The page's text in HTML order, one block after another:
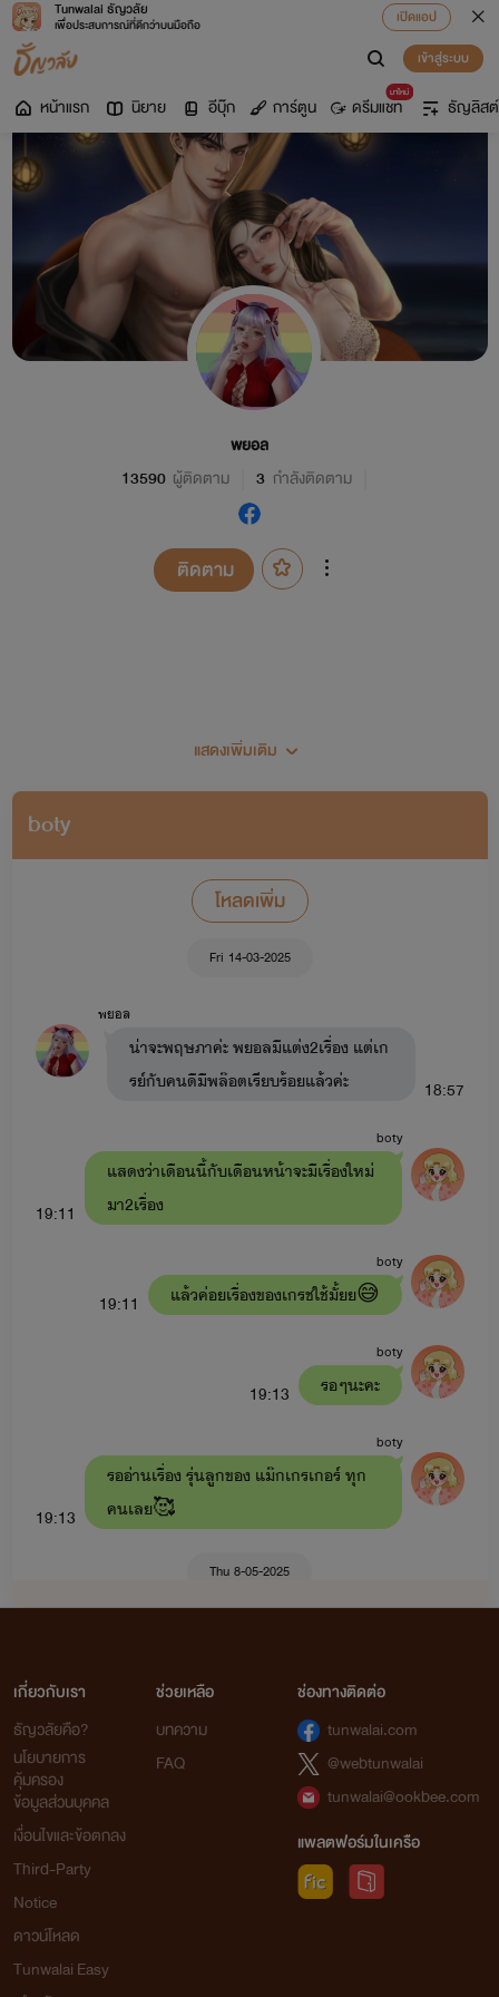
Tunwalai ธัญวลัย
เพื่อประสบการณ์ที่ดีกว่าบนมือถือ
เปิดแอป
เข้าสู่ระบบ
หน้าแรก นิยาย อีบุ๊ก การ์ตูน
มาใหม่
ดรีมแชท ธัญลิสต์
พยอล
13590 ผู้ติดตาม 3 กำลังติดตาม
ติดตาม
เป็นนักหัดเขียนหน้าเก่าพอสมควรนะคะ
พยอลมาแปะผังนิยายค่ะสำหรับคนที่เพิ่งเข้ามา
เซ็ตนิยายพยอล
ยั่วรักคุณอาขา: อาอัค x เดหลี มีลูกชื่อ มาหยา มาเฟีย (ใน
เรื่องมีเรื่อง
ลองรัก: หมอมิกซ์xเทย่า มีลูกสาวชื่อ มาเบลล์ มายู)
-พี่ชายสอนรัก: ไมค์ x เบส
อ้อนรักแด๊ดดี้ขา : พายุ x หนูบัว มีลูกคือ ใยบัว สายฟ้า วายุ
(ในเรื่องจะมีเรื่อง ลวงรัก : พัฒน์ x ไข่มุก)
: ยิปซี x เอเคอร์ มีลูกคือ ใยบัว ซีลอน ใบบัว
สายฟ้า x ซินซิน )
-อ้อนรักร้ายนายมาเฟีย: ใยบัว x มาเฟีย (ในเรื่องจะมีเรื่อง
ของ วายุ x ลูกเจี๊ยบ ชื่อตอนว่าเรียกเฮีย)
รักลับ: ฟ้าคราม x ลลิซ (ฟ้าครามเป็นน้องชายของพายุเรื่อง
นางบำเรอ: ชาร์ล x ของขวัญ มีลูกคือ เจ้าขา ขุนพล เจ้าหญิง
เมียหมอ
: คริส x มายด์ มีลูก อาทิตย์ ทานตะวัน (เพื่อนของ
ชาร์ลและของขวัญ)
-เลี้ยงรัก
เจ้าขา x เลกซัส
-น้องชาย
ขุนพล x นับดาว (ในเรื่องจะมีเรื่องพี่สาว
ทานตะวัน x ไนท์)
-ผูกรักผูกสวาท
เจ้าหญิง x อาทิตย์ (ในเรื่องจะมีเรื่อง
รัก: กาย x เจนนี่)
คลั่งรัก: เดฟ x จันทร์เจ้า (เดฟจะอยู่ในแก๊ง อาทิตย์ กาย)
แสดงเพิ่มเติม
boty
โหลดเพิ่ม
Fri 14-03-2025
พยอล
18:57
น่าจะพฤษภาค่ะ พยอลมีแต่ง2เรื่อง แต่เก
รย์กับคนดีมีพล๊อตเรียบร้อยแล้วค่ะ
boty
19:11
แสดงว่าเดือนนี้กับเดือนหน้าจะมีเรื่องใหม่
มา2เรื่อง
boty
19:11 แล้วค่อยเรื่องของเกรชใช้มั้ยย😅
boty
19:13 รอๆนะคะ
boty
19:13
รออ่านเรื่อง รุ่นลูกของ แม๊กเกรเกอร์ ทุก
คนเลย🥰
Thu 8-05-2025
15:22
ได้เลยมั้ยค่ะ
หรือนานไปแล้วติดเหรียญ
เกี่ยวกับเรา
ธัญวลัยคือ?
นโยบายการ
คุ้มครอง
ข้อมูลส่วนบุคคล
เงื่อนไขและข้อตกลง
Third-Party
Notice
ดาวน์โหลด
Tunwalai Easy
ช่วยเหลือ
บทความ
FAQ
ช่องทางติดต่อ
tunwalai.com
@webtunwalai
tunwalai@ookbee.com
แพลตฟอร์มในเครือ